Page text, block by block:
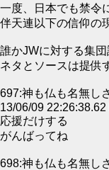
一度、日本でも禁令
伴天連以下の信仰の
誰かJWに対する集
ネタとソースは提供
697:神も仏も名無し
13/06/09
応援だけする
がんばってね
698:神も仏も名無し